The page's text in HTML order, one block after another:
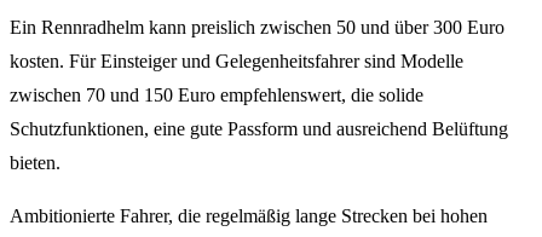
Ein Rennradhelm kann preislich zwischen 50 und über 300 Euro
kosten. Für Einsteiger und Gelegenheitsfahrer sind Modelle
zwischen 70 und 150 Euro empfehlenswert, die solide
Schutzfunktionen, eine gute Passform und ausreichend Belüftung
bieten.
Ambitionierte Fahrer, die regelmäßig lange Strecken bei hohen